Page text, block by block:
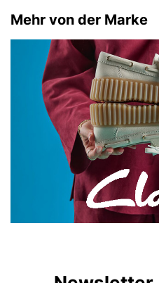
Mehr von der Marke